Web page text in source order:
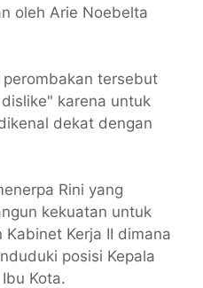
oleh Arie Noebelta
tersebut
karena untuk
dekat dengan
Rini yang
kekuatan untuk
Kerja II dimana
posisi Kepala
Kota.